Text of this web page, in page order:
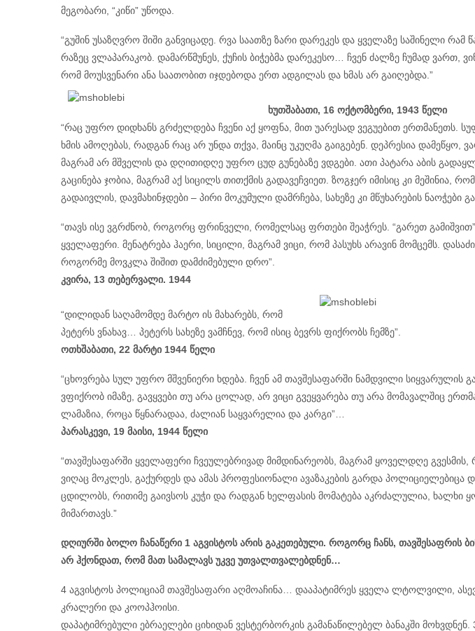
მეგობარი, “კიწი” უწოდა.
“გუშინ უსაზღვრო შიში განვიცადე. რვა საათზე ზარი დარეკეს და ყველაზე საშინელი რამ
რაზეც ვლაპარაკობ. დამარწმუნეს, ქუჩის ბიჭებმა დარეკესო… ჩვენ ძალზე ჩუმად ვართ,
რომ მოუსვენარი ანა საათობით იჯდებოდა ერთ ადგილას და ხმას არ გაიღებდა.”
ხუთშაბათი, 16 ოქტომბერი, 1943 წელი
“რაც უფრო დიდხანს გრძელდება ჩვენი აქ ყოფნა, მით უარესად ვეგუებით ერთმანეთს.
ხმის ამოღებას, რადგან რაც არ უნდა თქვა, მაინც უკუღმა გაიგებენ. დეპრესია დამეწყო,
მაგრამ არ მშველის და დღითიდღე უფრო ცუდ გუნებაზე ვდგები. ათი პატარა აბის
გაცინება ჯობია, მაგრამ აქ სიცილს თითქმის გადავეჩვიეთ. ზოგჯერ იმისიც კი მეშინია, რომ
გადაივლის, დავმახინჯდები – პირი მოკუმული დამრჩება, სახეზე კი მწუხარების ნაოჭები
“თავს ისე ვგრძნობ, როგორც ფრინველი, რომელსაც ფრთები შეაჭრეს. “გარეთ გამიშვით”
ყველაფერი. მენატრება ჰაერი, სიცილი, მაგრამ ვიცი, რომ პასუხს არავინ მომცემს.
როგორმე მოვკლა შიშით დამძიმებული დრო”.
კვირა, 13 თებერვალი. 1944
“დილიდან საღამომდე მარტო ის მახარებს, რომ
პეტერს ვნახავ… პეტერს სახეზე ვამჩნევ, რომ ისიც ბევრს ფიქრობს ჩემზე”.
ოთხშაბათი, 22 მარტი 1944 წელი
“ცხოვრება სულ უფრო მშვენიერი ხდება. ჩვენ ამ თავშესაფარში ნამდვილი სიყვარულის
ვფიქრობ იმაზე, გავყვები თუ არა ცოლად, არ ვიცი გვეყვარება თუ არა მომავალშიც
ლამაზია, როცა წყნარადაა, ძალიან საყვარელია და კარგი”…
პარასკევი, 19 მაისი, 1944 წელი
“თავშესაფარში ყველაფერი ჩვეულებრივად მიმდინარეობს, მაგრამ ყოველდღე გვესმის,
ვიღაც მოკლეს, გაქურდეს და ამას პროფესიონალი ავაზაკების გარდა პოლიციელებიცა
ცდილობს, რითიმე გაივსოს კუჭი და რადგან ხელფასის მომატება აკრძალულია,
მიმართავს.”
დღიურში ბოლო ჩანაწერი 1 აგვისტოს არის გაკეთებული. როგორც ჩანს, თავშესაფრის
არ ჰქონდათ, რომ მათ სამალავს უკვე უთვალთვალებდნენ…
4 აგვისტოს პოლიციამ თავშესაფარი აღმოაჩინა… დააპატიმრეს ყველა ლტოლვილი,
კრალერი და კოოპჰოისი.
დაპატიმრებული ებრაელები ციხიდან ვესტერბორკის გამანაწილებელ ბანაკში მოხვდნენ.